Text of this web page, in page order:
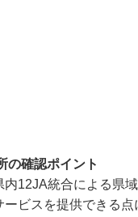
の確認ポイント
12JA統合による県
ビスを提供できる点